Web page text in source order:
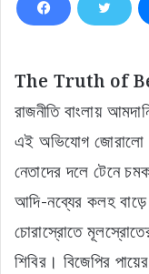
The Truth of
রাজনীতি বাংলায়
এই অভিযোগ জোরালো
নেতাদের দলে টেনে
আদি-নব্যের কলহ
চোরাস্রোতে
শিবির। বিজেপির